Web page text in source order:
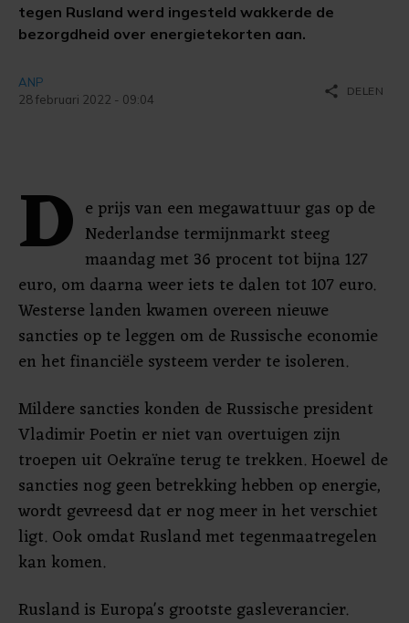
tegen Rusland werd ingesteld wakkerde de
bezorgdheid over energietekorten aan.
ANP
28 februari 2022 - 09:04
share DELEN
D e prijs van een megawattuur gas op de
Nederlandse termijnmarkt steeg
maandag met 36 procent tot bijna 127
euro, om daarna weer iets te dalen tot 107 euro.
Westerse landen kwamen overeen nieuwe
sancties op te leggen om de Russische economie
en het financiële systeem verder te isoleren.
Mildere sancties konden de Russische president
Vladimir Poetin er niet van overtuigen zijn
troepen uit Oekraïne terug te trekken. Hoewel de
sancties nog geen betrekking hebben op energie,
wordt gevreesd dat er nog meer in het verschiet
ligt. Ook omdat Rusland met tegenmaatregelen
kan komen.
Rusland is Europa's grootste gasleverancier.